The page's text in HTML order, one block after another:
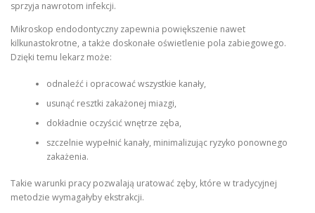
sprzyja nawrotom infekcji.
Mikroskop endodontyczny zapewnia powiększenie nawet
kilkunastokrotne, a także doskonałe oświetlenie pola zabiegowego.
Dzięki temu lekarz może:
odnaleźć i opracować wszystkie kanały,
usunąć resztki zakażonej miazgi,
dokładnie oczyścić wnętrze zęba,
szczelnie wypełnić kanały, minimalizując ryzyko ponownego
zakażenia.
Takie warunki pracy pozwalają uratować zęby, które w tradycyjnej
metodzie wymagałyby ekstrakcji.